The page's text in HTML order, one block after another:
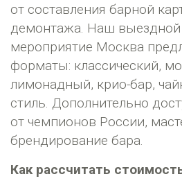
от составления барной
демонтажа. Наш выездной
мероприятие Москва
форматы: классический,
лимонадный, крио-бар,
стиль. Дополнительно
от чемпионов России,
брендирование бара.
Как рассчитать